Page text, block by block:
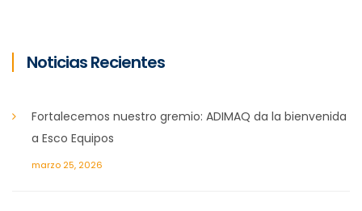
Noticias Recientes
Fortalecemos nuestro gremio: ADIMAQ da la bienvenida
a Esco Equipos
marzo 25, 2026